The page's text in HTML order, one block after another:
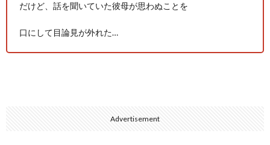
だけど、話を聞いていた彼母が思わぬことを
口にして目論見が外れた…
Advertisement